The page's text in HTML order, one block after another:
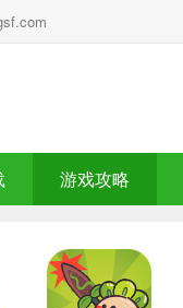
游戏攻略